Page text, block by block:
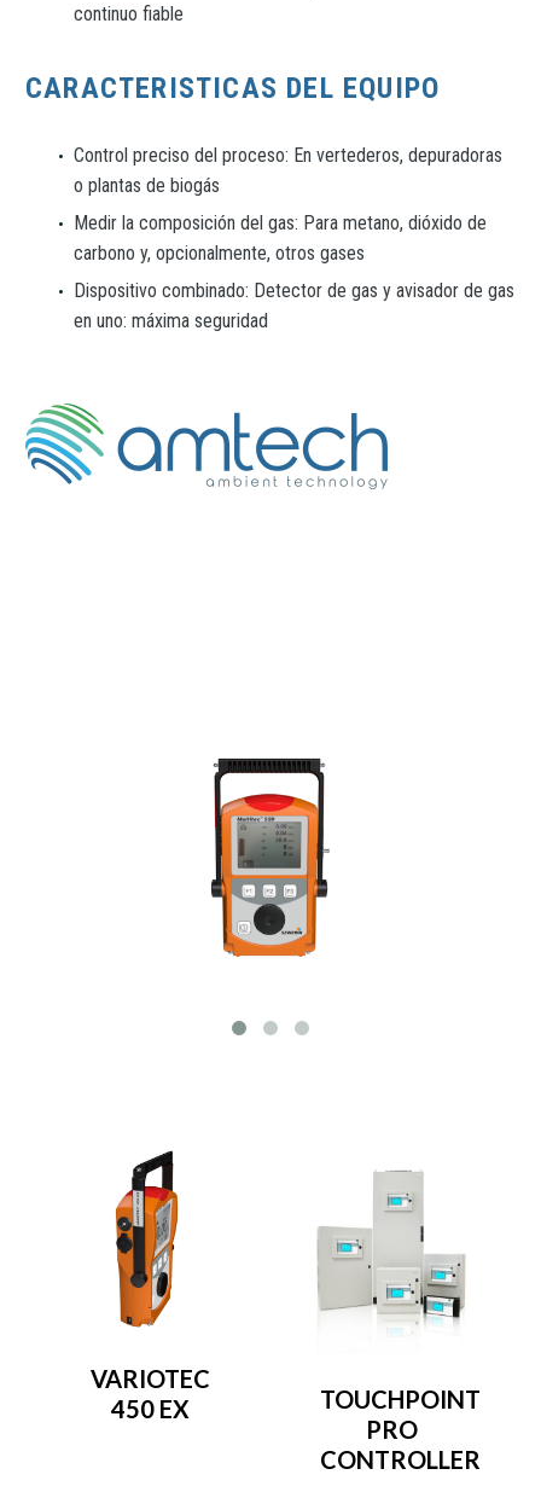
continuo fiable
CARACTERISTICAS DEL EQUIPO
Control preciso del proceso: En vertederos, depuradoras
o plantas de biogás
Medir la composición del gas: Para metano, dióxido de
carbono y, opcionalmente, otros gases
Dispositivo combinado: Detector de gas y avisador de gas
en uno: máxima seguridad
VARIOTEC
450 EX
TOUCHPOINT
PRO
CONTROLLER